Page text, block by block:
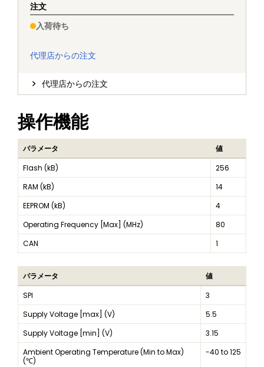
注文
入荷待ち
代理店からの注文
代理店からの注文
操作機能
パラメータ
値
Flash (kB)
256
RAM (kB)
14
EEPROM (kB)
4
Operating Frequency [Max] (MHz)
80
CAN
1
パラメータ
値
SPI
3
Supply Voltage [max] (V)
5.5
Supply Voltage [min] (V)
3.15
Ambient Operating Temperature (Min to Max)
(℃)
-40 to 125